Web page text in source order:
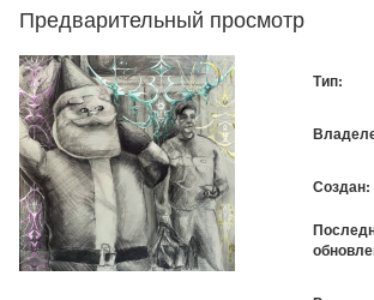
Предварительный просмотр
Тип:
Создан: